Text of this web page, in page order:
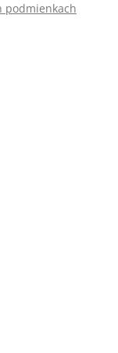
podmienkach